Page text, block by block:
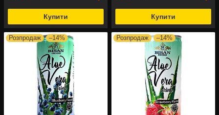
Купити Купити
Розпродаж –14% Розпродаж –14%